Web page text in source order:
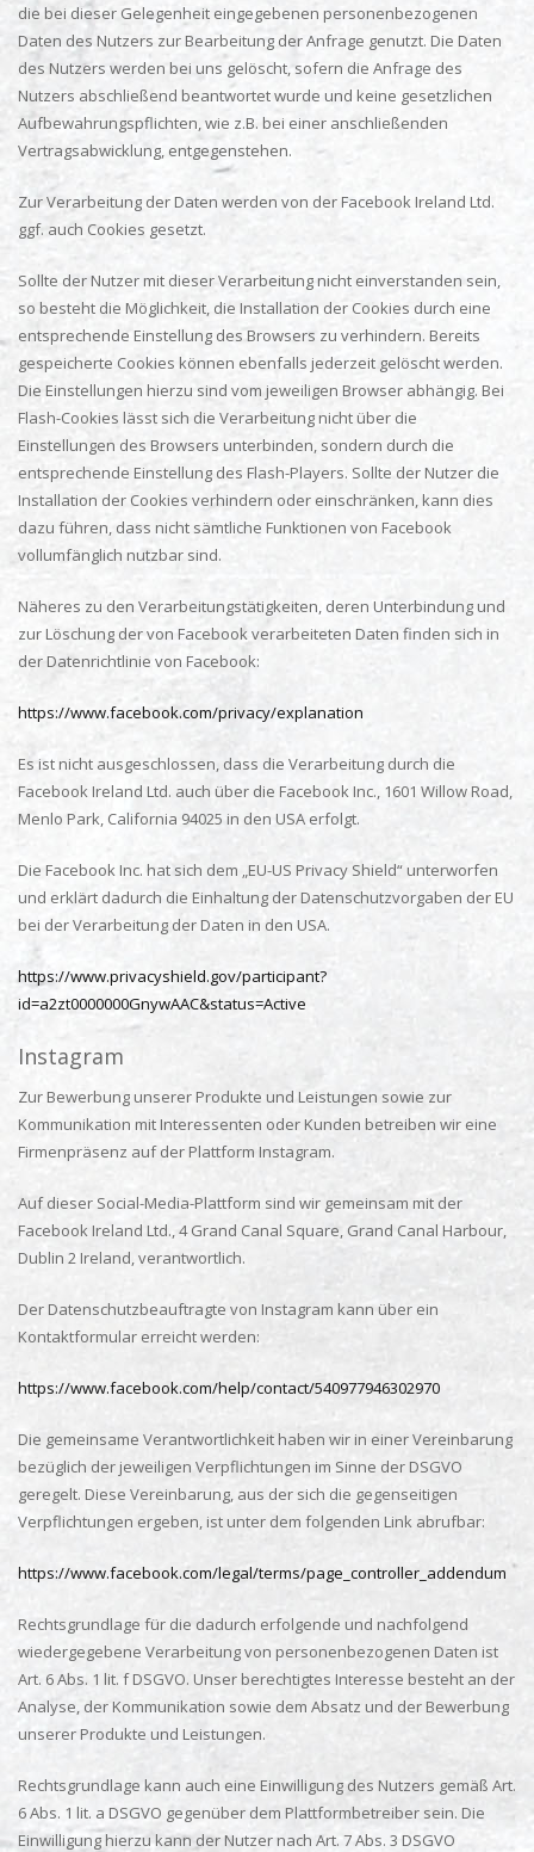
die bei dieser Gelegenheit eingegebenen personenbezogenen
Daten des Nutzers zur Bearbeitung der Anfrage genutzt. Die Daten
des Nutzers werden bei uns gelöscht, sofern die Anfrage des
Nutzers abschließend beantwortet wurde und keine gesetzlichen
Aufbewahrungspflichten, wie z.B. bei einer anschließenden
Vertragsabwicklung, entgegenstehen.
Zur Verarbeitung der Daten werden von der Facebook Ireland Ltd.
ggf. auch Cookies gesetzt.
Sollte der Nutzer mit dieser Verarbeitung nicht einverstanden sein,
so besteht die Möglichkeit, die Installation der Cookies durch eine
entsprechende Einstellung des Browsers zu verhindern. Bereits
gespeicherte Cookies können ebenfalls jederzeit gelöscht werden.
Die Einstellungen hierzu sind vom jeweiligen Browser abhängig. Bei
Flash-Cookies lässt sich die Verarbeitung nicht über die
Einstellungen des Browsers unterbinden, sondern durch die
entsprechende Einstellung des Flash-Players. Sollte der Nutzer die
Installation der Cookies verhindern oder einschränken, kann dies
dazu führen, dass nicht sämtliche Funktionen von Facebook
vollumfänglich nutzbar sind.
Näheres zu den Verarbeitungstätigkeiten, deren Unterbindung und
zur Löschung der von Facebook verarbeiteten Daten finden sich in
der Datenrichtlinie von Facebook:
https://www.facebook.com/privacy/explanation
Es ist nicht ausgeschlossen, dass die Verarbeitung durch die
Facebook Ireland Ltd. auch über die Facebook Inc., 1601 Willow Road,
Menlo Park, California 94025 in den USA erfolgt.
Die Facebook Inc. hat sich dem „EU-US Privacy Shield“ unterworfen
und erklärt dadurch die Einhaltung der Datenschutzvorgaben der EU
bei der Verarbeitung der Daten in den USA.
https://www.privacyshield.gov/participant?
id=a2zt0000000GnywAAC&status=Active
Instagram
Zur Bewerbung unserer Produkte und Leistungen sowie zur
Kommunikation mit Interessenten oder Kunden betreiben wir eine
Firmenpräsenz auf der Plattform Instagram.
Auf dieser Social-Media-Plattform sind wir gemeinsam mit der
Facebook Ireland Ltd., 4 Grand Canal Square, Grand Canal Harbour,
Dublin 2 Ireland, verantwortlich.
Der Datenschutzbeauftragte von Instagram kann über ein
Kontaktformular erreicht werden:
https://www.facebook.com/help/contact/540977946302970
Die gemeinsame Verantwortlichkeit haben wir in einer Vereinbarung
bezüglich der jeweiligen Verpflichtungen im Sinne der DSGVO
geregelt. Diese Vereinbarung, aus der sich die gegenseitigen
Verpflichtungen ergeben, ist unter dem folgenden Link abrufbar:
https://www.facebook.com/legal/terms/page_controller_addendum
Rechtsgrundlage für die dadurch erfolgende und nachfolgend
wiedergegebene Verarbeitung von personenbezogenen Daten ist
Art. 6 Abs. 1 lit. f DSGVO. Unser berechtigtes Interesse besteht an der
Analyse, der Kommunikation sowie dem Absatz und der Bewerbung
unserer Produkte und Leistungen.
Rechtsgrundlage kann auch eine Einwilligung des Nutzers gemäß Art.
6 Abs. 1 lit. a DSGVO gegenüber dem Plattformbetreiber sein. Die
Einwilligung hierzu kann der Nutzer nach Art. 7 Abs. 3 DSGVO